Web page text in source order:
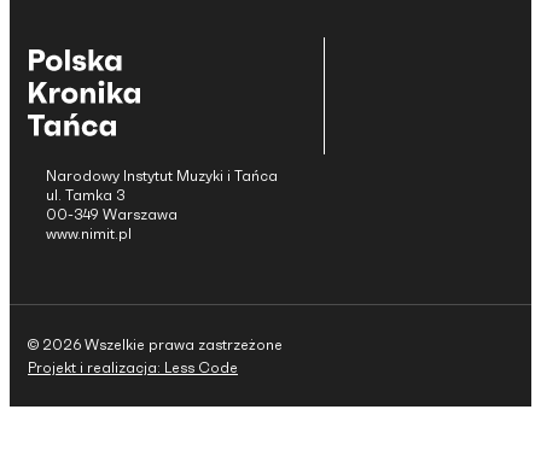
Narodowy Instytut Muzyki i Tańca
ul. Tamka 3
00-349 Warszawa
www.nimit.pl
© 2026 Wszelkie prawa zastrzeżone
Projekt i realizacja: Less Code